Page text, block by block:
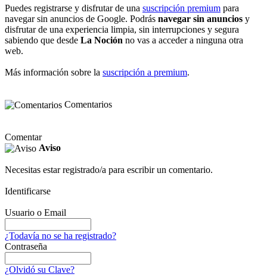
Puedes registrarse y disfrutar de una suscripción premium para
navegar sin anuncios de Google. Podrás navegar sin anuncios y
disfrutar de una experiencia limpia, sin interrupciones y segura
sabiendo que desde La Noción no vas a acceder a ninguna otra
web.
Más información sobre la suscripción a premium.
Comentarios
Comentar
Aviso
Necesitas estar registrado/a para escribir un comentario.
Identificarse
Usuario o Email
¿Todavía no se ha registrado?
Contraseña
¿Olvidó su Clave?